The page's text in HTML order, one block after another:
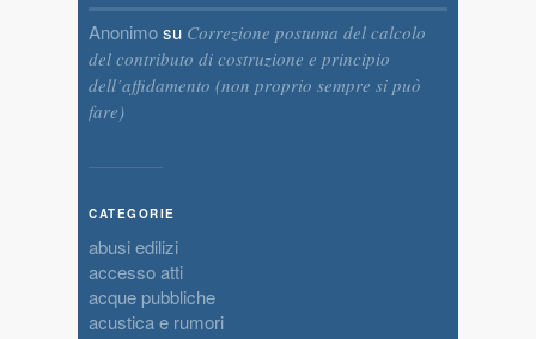
Anonimosu Correzione postuma del calcolo
del contributo di costruzione e principio
dell’affidamento (non proprio sempre si può
fare)
CATEGORIE
abusi edilizi
accesso atti
acque pubbliche
acustica e rumori